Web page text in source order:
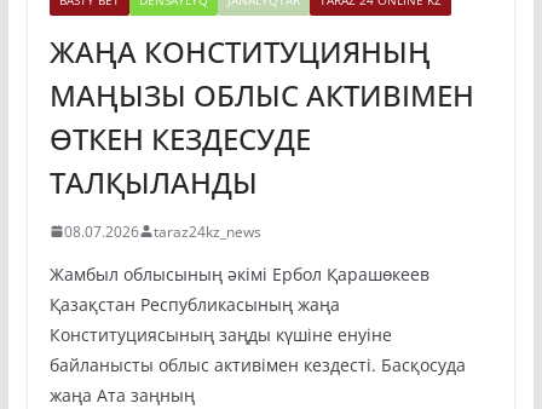
ЖАҢА КОНСТИТУЦИЯНЫҢ
МАҢЫЗЫ ОБЛЫС АКТИВІМЕН
ӨТКЕН КЕЗДЕСУДЕ
ТАЛҚЫЛАНДЫ
08.07.2026 taraz24kz_news
Жамбыл облысының әкімі Ербол Қарашөкеев
Қазақстан Республикасының жаңа
Конституциясының заңды күшіне енуіне
байланысты облыс активімен кездесті. Басқосуда
жаңа Ата заңның